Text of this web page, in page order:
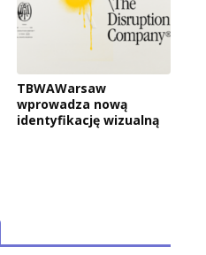
TBWAWarsaw
wprowadza nową
identyfikację wizualną